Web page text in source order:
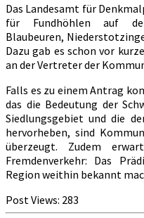
Das Landesamt für
für Fundhöhlen auf
Blaubeuren,
Dazu gab es schon vor
an der Vertreter der
Falls es zu einem Antrag
das die Bedeutung der
Siedlungsgebiet und die
hervorheben, sind
überzeugt. Zudem
Fremdenverkehr: Das
Region weithin bekannt
Post Views: 283